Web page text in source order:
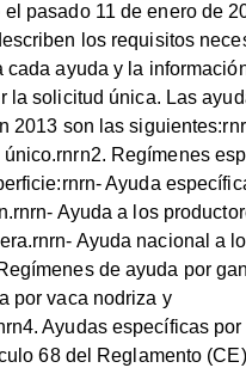
pasado 11 de enero de
los requisitos
cada ayuda y la
la solicitud única. Las
2013 son las
Regímenes
Ayuda
Ayuda a los
Ayuda nacional a
de ayuda por
por vaca nodriza y
Ayudas específicas por
68 del Reglamento (CE)